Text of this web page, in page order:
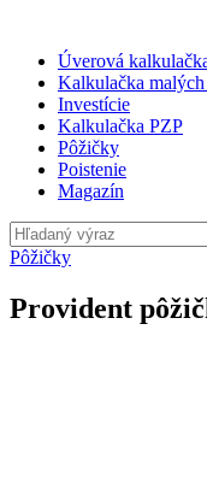
Úverová
Kalkulačka
Investície
Kalkulačka PZP
Pôžičky
Poistenie
Magazín
Pôžičky
Provident